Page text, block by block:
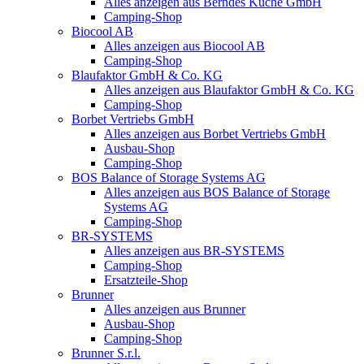
Camping-Shop
Biocool AB
Alles anzeigen aus Biocool AB
Camping-Shop
Blaufaktor GmbH & Co. KG
Alles anzeigen aus Blaufaktor GmbH & Co. KG
Camping-Shop
Borbet Vertriebs GmbH
Alles anzeigen aus Borbet Vertriebs GmbH
Ausbau-Shop
Camping-Shop
BOS Balance of Storage Systems AG
Alles anzeigen aus BOS Balance of Storage
Systems AG
Camping-Shop
BR-SYSTEMS
Alles anzeigen aus BR-SYSTEMS
Camping-Shop
Ersatzteile-Shop
Brunner
Alles anzeigen aus Brunner
Ausbau-Shop
Camping-Shop
Brunner S.r.l.